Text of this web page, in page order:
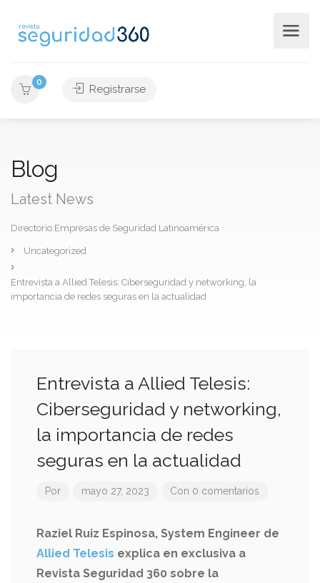
0
Registrarse
Blog
Latest News
Directorio Empresas de Seguridad Latinoamérica
Uncategorized
Entrevista a Allied Telesis: Ciberseguridad y networking, la
importancia de redes seguras en la actualidad
Entrevista a Allied Telesis:
Ciberseguridad y networking,
la importancia de redes
seguras en la actualidad
Por mayo 27, 2023 Con 0 comentarios
Raziel Ruiz Espinosa, System Engineer de
Allied Telesis explica en exclusiva a
Revista Seguridad 360 sobre la